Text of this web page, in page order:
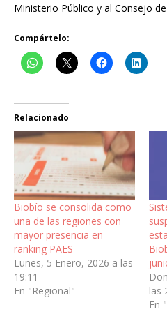
Ministerio Público y al Consejo
Compártelo:
Relacionado
Biobío se consolida como
una de las regiones con
mayor presencia en
ranking PAES
Lunes, 5 Enero, 2026 a las
19:11
En "Regional"
las
En